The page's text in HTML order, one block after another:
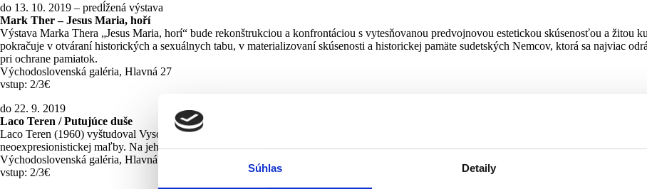
Súhlas Detaily
do 13. 10. 2019 – predĺžená výstava
Mark Ther – Jesus Maria, hoří
Výstava Marka Thera „Jesus Maria, horí“ bude rekonštrukciou a konfrontáciou s vytesňovanou predvojnovou estetickou skúsenosťou a žitou
pokračuje v otváraní historických a sexuálnych tabu, v materializovaní skúsenosti a historickej pamäte sudetských Nemcov, ktorá sa najviac
pri ochrane pamiatok.
Východoslovenská galéria, Hlavná 27
vstup: 2/3€
do 22. 9. 2019
Laco Teren / Putujúce duše
Laco Teren (1960) vyštudoval Vysokú školu výtvarných umení v Bratislave. Je výraznou osobnosťou generácie osemdesiatych rokov a radí
neoexpresionistickej maľby. Na jeho prvej samostatnej výstave v Košiciach predstaví diela zo svojej najnovšej tvorby.
Východoslovenská galéria, Hlavná 27
vstup: 2/3€